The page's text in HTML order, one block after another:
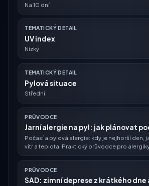
Na 10 dní
TEMATICKÝ DETAIL
UV index
Nízký
TEMATICKÝ DETAIL
Pylová situace
Střední
PRŮVODCE
Jarní alergie na pyl: jak plánovat
Počasí a pylová alergie: kdy je nejhorší den,
vítr a teplota. Praktický průvodce pro alergiky
PRŮVODCE
SAD: zimní deprese z krátkého dne